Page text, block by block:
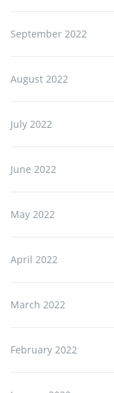
September 2022
August 2022
July 2022
June 2022
May 2022
April 2022
March 2022
February 2022